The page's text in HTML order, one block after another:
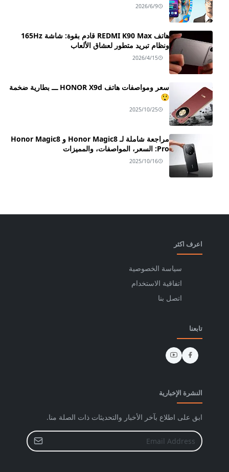
2026/6/9
هاتف REDMI K90 Max قادم بقوة: شاشة 165Hz
ونظام تبريد متطور لعشاق الألعاب
2026/4/15
سعر ومواصفات هاتف HONOR X9d ـــ بطارية ضخمة
😲
2025/10/25
مراجعة شاملة لـ Honor Magic8 و Honor Magic8
Pro: السعر، المواصفات، والمميزات
2025/10/16
اعرف اكثر
سياسة الخصوصية
اتفاقية الاستخدام
اتصل بنا
تابعنا
النشرة الإخبارية
ابق على اطلاع بآخر الأخبار والتحديثات ذات الصلة منا.